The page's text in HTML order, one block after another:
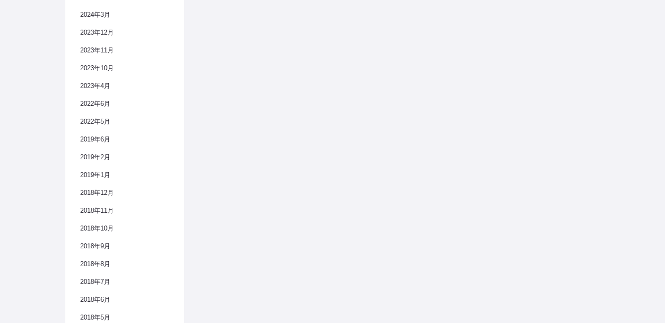
2024年3月
2023年12月
2023年11月
2023年10月
2023年4月
2022年6月
2022年5月
2019年6月
2019年2月
2019年1月
2018年12月
2018年11月
2018年10月
2018年9月
2018年8月
2018年7月
2018年6月
2018年5月